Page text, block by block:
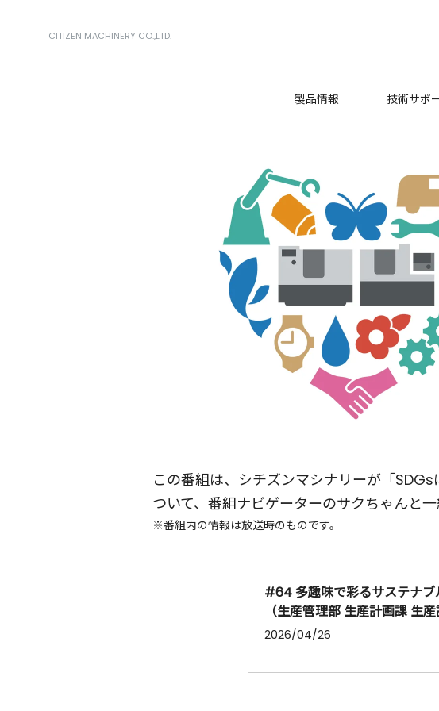
CITIZEN MACHINERY CO.,LTD.
製品情報 技術サポ
この番組は、シチズンマシナリーが「
ついて、番組ナビゲーターのサクちゃんと
※番組内の情報は放送時のものです。
#64 多趣味で彩るサステナブ
（生産管理部 生産計画課 生
2026/04/26